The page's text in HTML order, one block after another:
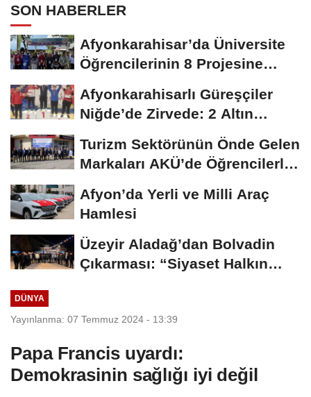
SON HABERLER
Afyonkarahisar’da Üniversite
Öğrencilerinin 8 Projesine
Afyonkarahisarlı Güreşçiler
Niğde’de Zirvede: 2 Altın
Turizm Sektörünün Önde Gelen
Markaları AKÜ’de Öğrencilerle
Afyon’da Yerli ve Milli Araç
Hamlesi
Üzeyir Aladağ’dan Bolvadin
Çıkarması: “Siyaset Halkın
DÜNYA
Yayınlanma: 07 Temmuz 2024 - 13:39
Papa Francis uyardı:
Demokrasinin sağlığı iyi değil